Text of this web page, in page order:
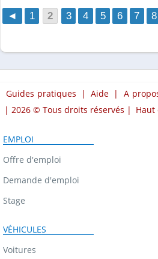
◄ 1 2 3 4 5 6 7 8
Guides pratiques | Aide | A
| 2026 © Tous droits réservés | Haut
EMPLOI
Offre d'emploi
Demande d'emploi
Stage
VÉHICULES
Voitures